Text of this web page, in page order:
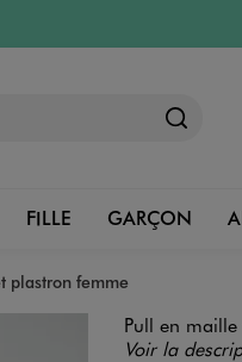
FILLE GARÇON
plastron femme
Pull en
Voir la